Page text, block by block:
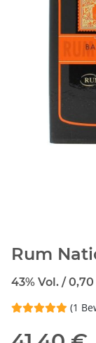
Rum
43% Vol. / 0,70
(1